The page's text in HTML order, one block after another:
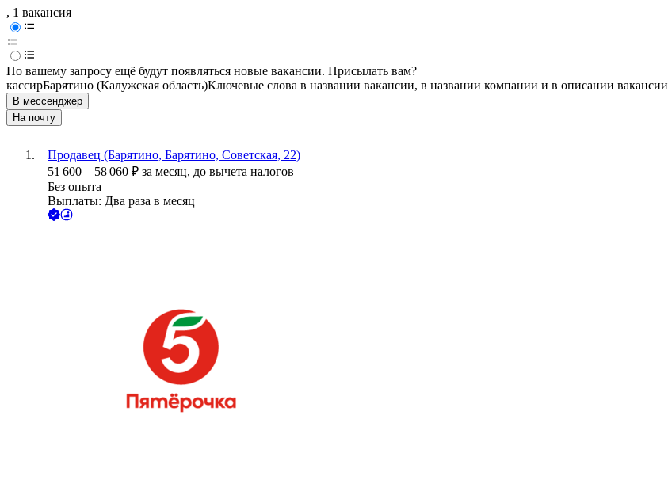
, 1 вакансия
По вашему запросу ещё будут появляться новые вакансии. Присылать вам?
кассирБарятино (Калужская область)Ключевые слова в названии вакансии, в названии компании и в описании вакансии
В мессенджер
На почту
Продавец (Барятино, Барятино, Советская, 22)
51 600 – 58 060 ₽ за месяц, до вычета налогов
Без опыта
Выплаты: Два раза в месяц